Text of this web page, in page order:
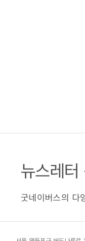
뉴스레터
굿네이버스의 다